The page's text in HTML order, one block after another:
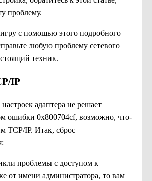
проблему.
с помощью этого подробного
любую проблему сетевого
техник.
IP
адаптера не решает
ошибки 0x800704cf, возможно, что-
TCP/IP. Итак, сброс
проблемы с доступом к
от имени администратора, то вам